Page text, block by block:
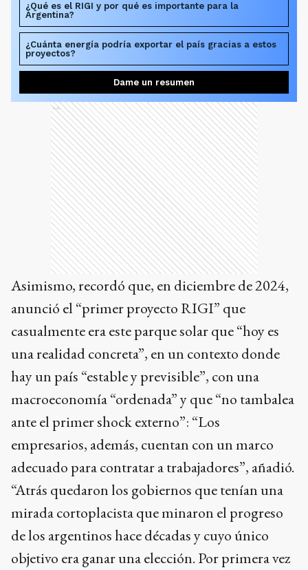
¿Qué es el RIGI y por qué es importante para la
Argentina?
¿Cuánta energía podría exportar el país gracias a estos
proyectos?
Dame un resumen
Ads
Asimismo, recordó que, en diciembre de 2024,
anunció el “primer proyecto RIGI” que
casualmente era este parque solar que “hoy es
una realidad concreta”, en un contexto donde
hay un país “estable y previsible”, con una
macroeconomía “ordenada” y que “no tambalea
ante el primer shock externo”: “Los
empresarios, además, cuentan con un marco
adecuado para contratar a trabajadores”, añadió.
“Atrás quedaron los gobiernos que tenían una
mirada cortoplacista que minaron el progreso
de los argentinos hace décadas y cuyo único
objetivo era ganar una elección. Por primera vez